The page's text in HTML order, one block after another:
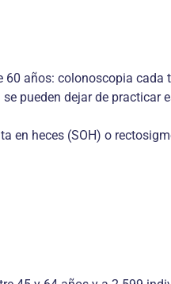
años: colonoscopia
pueden dejar de practicar
en heces (SOH) o